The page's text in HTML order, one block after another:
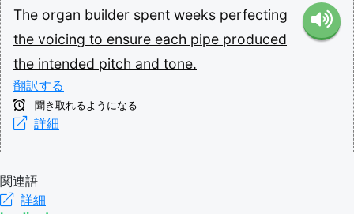
The organ builder spent weeks perfecting
the voicing to ensure each pipe produced
the intended pitch and tone.
翻訳する
聞き取れるようになる
詳細
関連語
詳細